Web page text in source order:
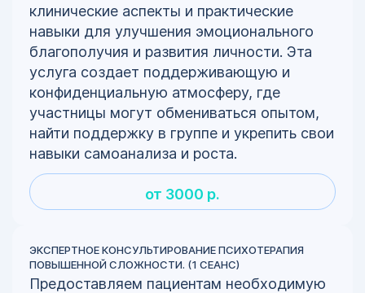
клинические аспекты и практические
навыки для улучшения эмоционального
благополучия и развития личности. Эта
услуга создает поддерживающую и
конфиденциальную атмосферу, где
участницы могут обмениваться опытом,
найти поддержку в группе и укрепить свои
навыки самоанализа и роста.
от 3000 р.
ЭКСПЕРТНОЕ КОНСУЛЬТИРОВАНИЕ ПСИХОТЕРАПИЯ
ПОВЫШЕННОЙ СЛОЖНОСТИ. (1 СЕАНС)
Предоставляем пациентам необходимую